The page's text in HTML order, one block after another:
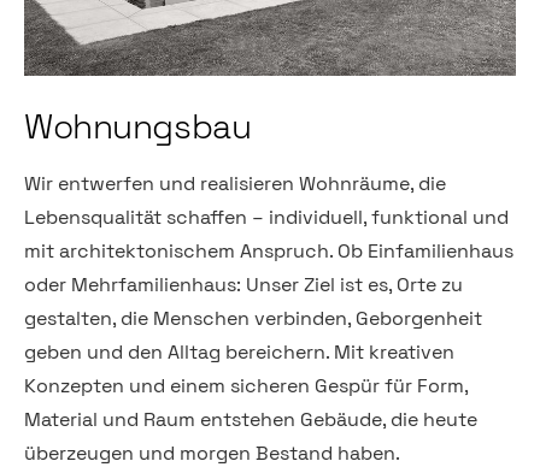
Wohnungsbau
Wir entwerfen und realisieren Wohnräume, die
Lebensqualität schaffen – individuell, funktional und
mit architektonischem Anspruch. Ob Einfamilienhaus
oder Mehrfamilienhaus: Unser Ziel ist es, Orte zu
gestalten, die Menschen verbinden, Geborgenheit
geben und den Alltag bereichern. Mit kreativen
Konzepten und einem sicheren Gespür für Form,
Material und Raum entstehen Gebäude, die heute
überzeugen und morgen Bestand haben.